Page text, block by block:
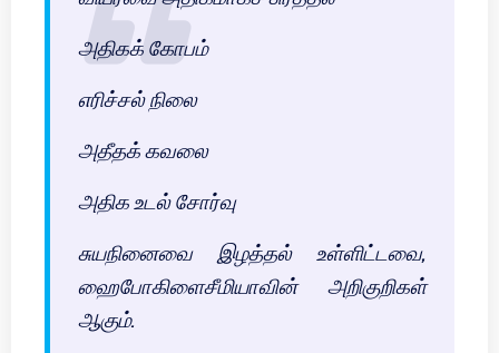
அதிகக் கோபம்
எரிச்சல் நிலை
அதீதக் கவலை
அதிக உடல் சோர்வு
சுயநினைவை இழத்தல் உள்ளிட்டவை,
ஹைபோகிளைசீமியாவின் அறிகுறிகள்
ஆகும்.